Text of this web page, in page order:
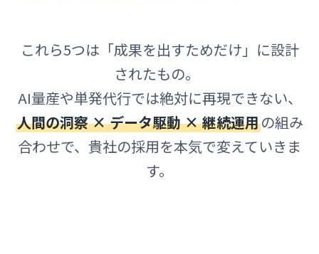
これら5つは「成果を出すためだけ」に設計
されたもの。
AI量産や単発代行では絶対に再現できない、
人間の洞察 × データ駆動 × 継続運用の組み
合わせで、貴社の採用を本気で変えていきま
す。